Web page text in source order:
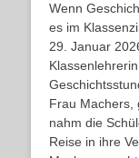
Wenn
es im
29. Januar
Frau Machers,
nahm die
Reise in ihre